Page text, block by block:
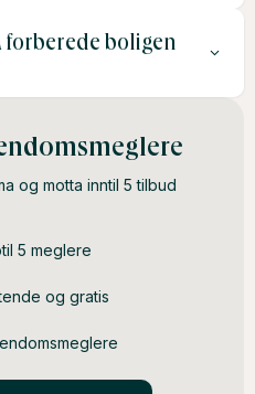
og status som turistmål
for fritidsboliger og
forberede boligen
ryddig, utfør nødvendig
for å gjøre den mer
og motta inntil 5 tilbud
5 meglere
og gratis